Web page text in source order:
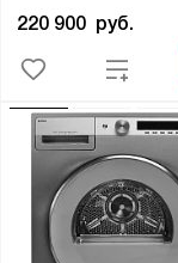
220 900 руб.